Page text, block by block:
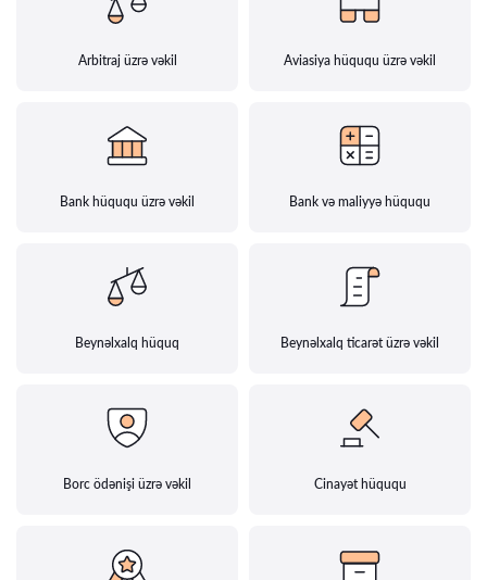
Arbitraj üzrə vəkil Aviasiya hüququ üzrə vəkil
Bank hüququ üzrə vəkil Bank və maliyyə hüququ
Beynəlxalq hüquq Beynəlxalq ticarət üzrə vəkil
Borc ödənişi üzrə vəkil Cinayət hüququ